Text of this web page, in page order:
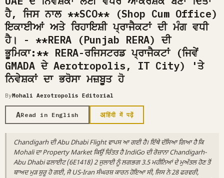
ਹੈ, ਜਿਸ ਨਾਲ **SCO** (Shop Cum Office)
ਇਕਾਈਆਂ ਅਤੇ ਰਿਹਾਇਸ਼ੀ ਪ੍ਰਾਜੈਕਟਾਂ ਦੀ ਮੰਗ ਵਧੀ
ਹੈ। - **RERA (Punjab RERA) ਦੀ
ਭੂਮਿਕਾ:** RERA-ਰਜਿਸਟਰਡ ਪ੍ਰਾਜੈਕਟਾਂ (ਜਿਵੇਂ
GMADA ਦੇ Aerotropolis, IT City) 'ਤੇ
ਨਿਵੇਸ਼ਕਾਂ ਦਾ ਭਰੋਸਾ ਮਜ਼ਬੂਤ ਹੋ
ByMohali Aerotropolis Editorial
ARead in English अहिंदी में पढ़ें
Chandigarh ਦੀ Abu Dhabi Flight ਵਾਪਸ ਆ ਗਈ ਹੈ। ਇੱਥੇ ਦੱਸਿਆ ਗਿਆ ਹੈ ਕਿ
Mohali ਦਾ Property Market ਕਿਉਂ ਚਿੰਤਤ ਹੈ IndiGo ਦੀ ਰੋਜ਼ਾਨਾ Chandigarh-
Abu Dhabi ਫਲਾਈਟ (6E1418) 2 ਜੁਲਾਈ ਨੂੰ ਲਗਭਗ 3.5 ਮਹੀਨਿਆਂ ਦੇ ਮੁਅੱਤਲ ਹੋਣ ਤੋਂ
ਬਾਅਦ ਮੁੜ ਸ਼ੁਰੂ ਹੋ ਗਈ, ਜੋ US-Iran ਸੰਘਰਸ਼ ਕਾਰਨ ਹੋਇਆ ਸੀ, ਜਿਸ ਨੇ 28 ਫਰਵਰੀ,